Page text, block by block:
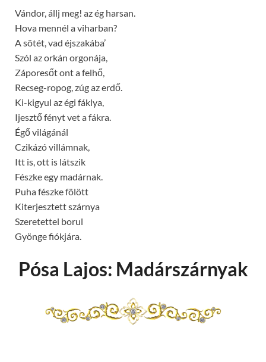
Vándor, állj meg! az ég harsan.
Hova mennél a viharban?
A sötét, vad éjszakába’
Szól az orkán orgonája,
Záporesőt ont a felhő,
Recseg-ropog, zúg az erdő.
Ki-kigyul az égi fáklya,
Ijesztő fényt vet a fákra.
Égő világánál
Czikázó villámnak,
Itt is, ott is látszik
Fészke egy madárnak.
Puha fészke fölött
Kiterjesztett szárnya
Szeretettel borul
Gyönge fiókjára.
Pósa Lajos: Madárszárnyak